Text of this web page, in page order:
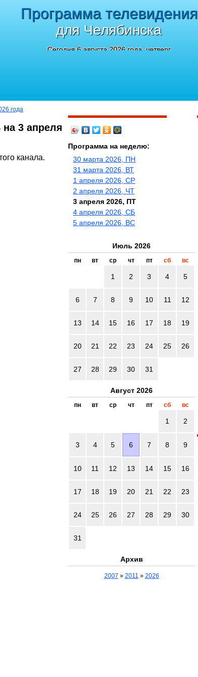
Программа телевидения
для Челябинска
Сегодня 6 августа 2026 года, четверг
года
3 апреля
канала.
Программа на неделю:
30 марта 2026, ПН
31 марта 2026, ВТ
1 апреля 2026, СР
2 апреля 2026, ЧТ
3 апреля 2026, ПТ
4 апреля 2026, СБ
5 апреля 2026, ВС
Июль 2026
пн вт ср чт пт сб вс
1 2 3 4 5
6 7 8 9 10 11 12
13 14 15 16 17 18 19
20 21 22 23 24 25 26
27 28 29 30 31
Август 2026
пн вт ср чт пт сб вс
1 2
3 4 5 6 7 8 9
10 11 12 13 14 15 16
17 18 19 20 21 22 23
24 25 26 27 28 29 30
31
Архив
2007 » 2011 » 2026